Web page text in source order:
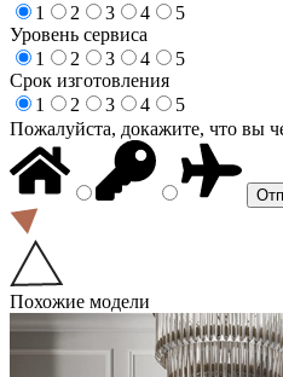
1
2 3 4
5
Уровень сервиса
1
2 3 4
5
Срок изготовления
1
2 3 4
5
Пожалуйста, докажите, что вы
Похожие модели